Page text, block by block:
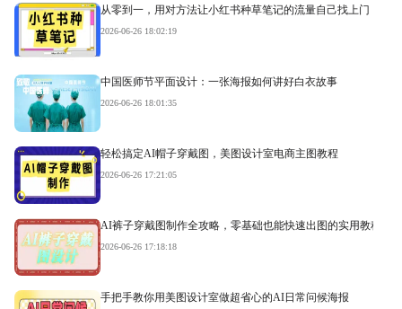
从零到一，用对方法让小红书种草笔记的流量自己找上门
2026-06-26 18:02:19
中国医师节平面设计：一张海报如何讲好白衣故事
2026-06-26 18:01:35
轻松搞定AI帽子穿戴图，美图设计室电商主图教程
2026-06-26 17:21:05
AI裤子穿戴图制作全攻略，零基础也能快速出图的实用教程
2026-06-26 17:18:18
手把手教你用美图设计室做超省心的AI日常问候海报